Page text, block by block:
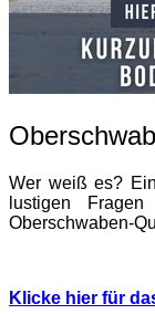
Wer weiß es?
lustigen
Oberschwaben-
Klicke hier für